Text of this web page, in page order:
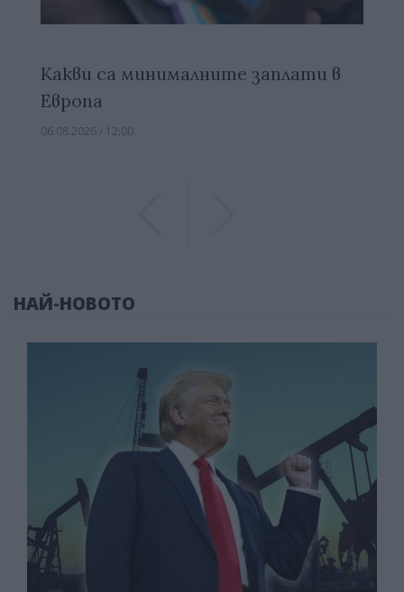
Какви са минималните заплати в
Европа
06.08.2026 / 12:00
НАЙ-НОВОТО